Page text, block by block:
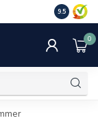
75 €. Nur
9.5
0